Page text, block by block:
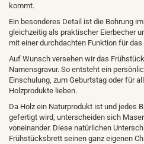
kommt.
Ein besonderes Detail ist die Bohrung
gleichzeitig als praktischer Eierbecher
mit einer durchdachten Funktion für
Auf Wunsch versehen wir das
Namensgravur. So entsteht ein
Einschulung, zum Geburtstag oder für
Holzprodukte lieben.
Da Holz ein Naturprodukt ist und jedes
gefertigt wird, unterscheiden sich
voneinander. Diese natürlichen
Frühstücksbrett seinen ganz eigenen